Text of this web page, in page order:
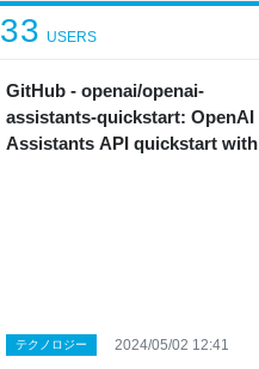
GitHub - openai/openai-
assistants-quickstart: OpenAI
Assistants API quickstart with
33 USERS
テクノロジー 2024/05/02 12:41